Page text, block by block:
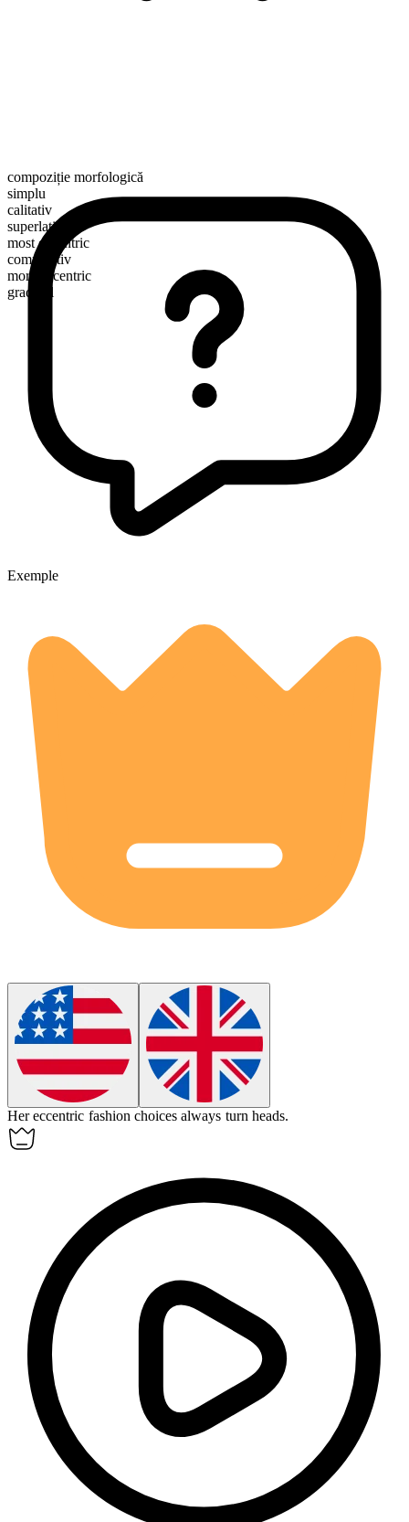
compoziție morfologică
simplu
calitativ
superlativ
most eccentric
comparativ
more eccentric
gradabil
Exemple
Hereccentric fashion choices always turn heads.